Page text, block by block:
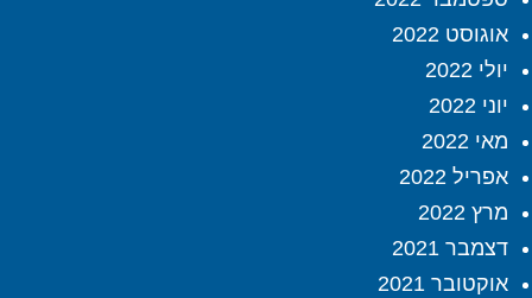
אוגוסט 2022
יולי 2022
יוני 2022
מאי 2022
אפריל 2022
מרץ 2022
דצמבר 2021
אוקטובר 2021